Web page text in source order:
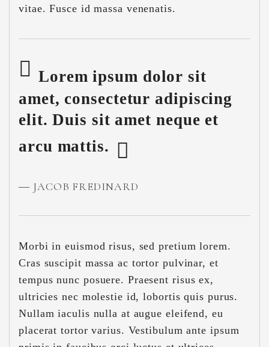
vitae. Fusce id massa venenatis.
Lorem ipsum dolor sit
amet, consectetur adipiscing
elit. Duis sit amet neque et
arcu mattis.
JACOB FREDINARD
Morbi in euismod risus, sed pretium lorem.
Cras suscipit massa ac tortor pulvinar, et
tempus nunc posuere. Praesent risus ex,
ultricies nec molestie id, lobortis quis purus.
Nullam iaculis nulla at augue eleifend, eu
placerat tortor varius. Vestibulum ante ipsum